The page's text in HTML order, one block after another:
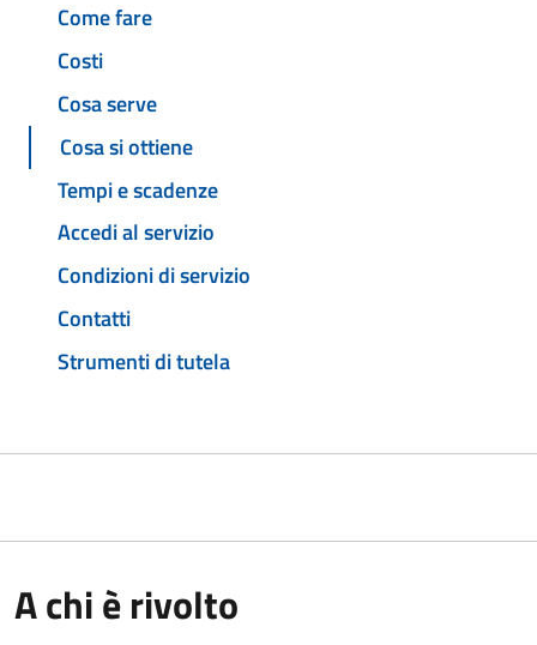
Come fare
Costi
Cosa serve
Cosa si ottiene
Tempi e scadenze
Accedi al servizio
Condizioni di servizio
Contatti
Strumenti di tutela
A chi è rivolto